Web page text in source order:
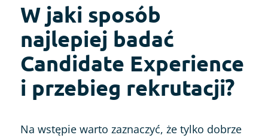
W jaki sposób
najlepiej badać
Candidate Experience
i przebieg rekrutacji?
Na wstępie warto zaznaczyć, że tylko dobrze